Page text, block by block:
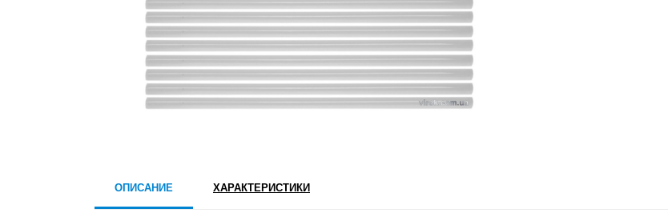
ОПИСАНИЕ ХАРАКТЕРИСТИКИ